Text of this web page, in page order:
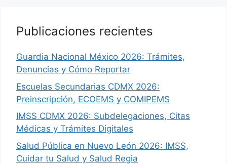
Publicaciones recientes
Guardia Nacional México 2026: Trámites,
Denuncias y Cómo Reportar
Escuelas Secundarias CDMX 2026:
Preinscripción, ECOEMS y COMIPEMS
IMSS CDMX 2026: Subdelegaciones, Citas
Médicas y Trámites Digitales
Salud Pública en Nuevo León 2026: IMSS,
Cuidar tu Salud y Salud Regia